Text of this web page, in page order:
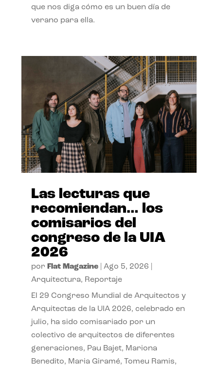
que nos diga cómo es un buen día de
verano para ella.
Las lecturas que
recomiendan… los
comisarios del
congreso de la UIA
2026
por Flat Magazine| Ago 5, 2026
Arquitectura, Reportaje
El 29 Congreso Mundial de Arquitectos y
Arquitectas de la UIA 2026, celebrado en
julio, ha sido comisariado por un
colectivo de arquitectos de diferentes
generaciones, Pau Bajet, Mariona
Benedito, Maria Giramé, Tomeu Ramis,